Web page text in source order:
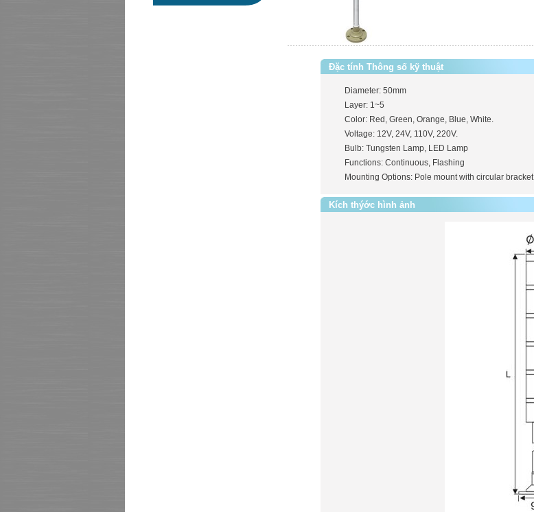
Đặc tính Thông số kỹ thuật
Diameter: 50mm
Layer: 1~5
Color: Red, Green, Orange, Blue, White.
Voltage: 12V, 24V, 110V, 220V.
Bulb: Tungsten Lamp, LED Lamp
Functions: Continuous, Flashing
Mounting Options: Pole mount with circular bracket
Kích thýớc hình ảnh